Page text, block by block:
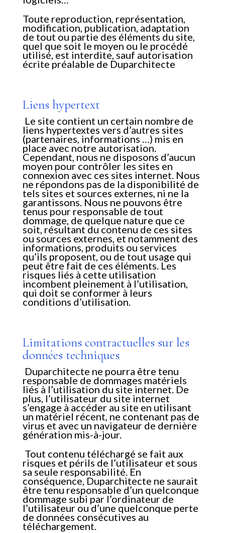
Toute reproduction, représentation,
modification, publication, adaptation
de tout ou partie des éléments du site,
quel que soit le moyen ou le procédé
utilisé, est interdite, sauf autorisation
écrite préalable de Duparchitecte
Liens hypertext
Le site contient un certain nombre de
liens hypertextes vers d’autres sites
(partenaires, informations …) mis en
place avec notre autorisation.
Cependant, nous ne disposons d’aucun
moyen pour contrôler les sites en
connexion avec ces sites internet. Nous
ne répondons pas de la disponibilité de
tels sites et sources externes, ni ne la
garantissons. Nous ne pouvons être
tenus pour responsable de tout
dommage, de quelque nature que ce
soit, résultant du contenu de ces sites
ou sources externes, et notamment des
informations, produits ou services
qu’ils proposent, ou de tout usage qui
peut être fait de ces éléments. Les
risques liés à cette utilisation
incombent pleinement à l’utilisation,
qui doit se conformer à leurs
conditions d’utilisation.
Limitations contractuelles sur les
données techniques
Duparchitecte ne pourra être tenu
responsable de dommages matériels
liés à l’utilisation du site internet. De
plus, l’utilisateur du site internet
s’engage à accéder au site en utilisant
un matériel récent, ne contenant pas de
virus et avec un navigateur de dernière
génération mis-à-jour.
Tout contenu téléchargé se fait aux
risques et périls de l’utilisateur et sous
sa seule responsabilité. En
conséquence, Duparchitecte ne saurait
être tenu responsable d’un quelconque
dommage subi par l’ordinateur de
l’utilisateur ou d’une quelconque perte
de données consécutives au
téléchargement.